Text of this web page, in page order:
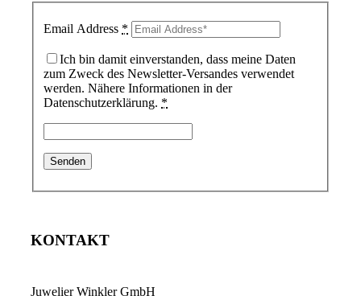
Email Address *
Ich bin damit einverstanden, dass meine Daten
zum Zweck des Newsletter-Versandes verwendet
werden. Nähere Informationen in der
Datenschutzerklärung. *
KONTAKT
Juwelier Winkler GmbH